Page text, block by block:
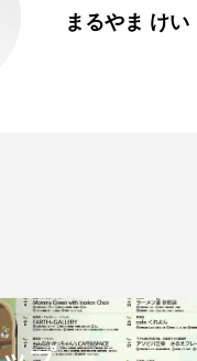
まるやま けい